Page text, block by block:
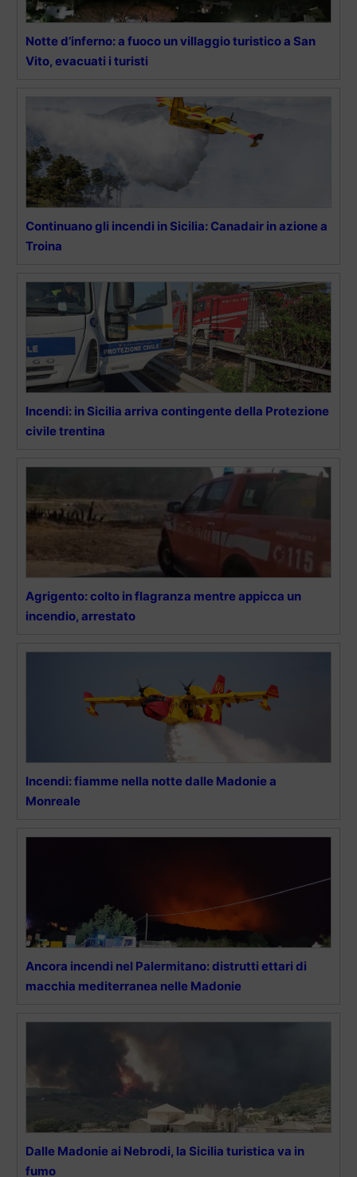
Notte d’inferno: a fuoco un villaggio turistico a San
Vito, evacuati i turisti
Continuano gli incendi in Sicilia: Canadair in azione a
Troina
Incendi: in Sicilia arriva contingente della Protezione
civile trentina
Agrigento: colto in flagranza mentre appicca un
incendio, arrestato
Incendi: fiamme nella notte dalle Madonie a
Monreale
Ancora incendi nel Palermitano: distrutti ettari di
macchia mediterranea nelle Madonie
Dalle Madonie ai Nebrodi, la Sicilia turistica va in
fumo